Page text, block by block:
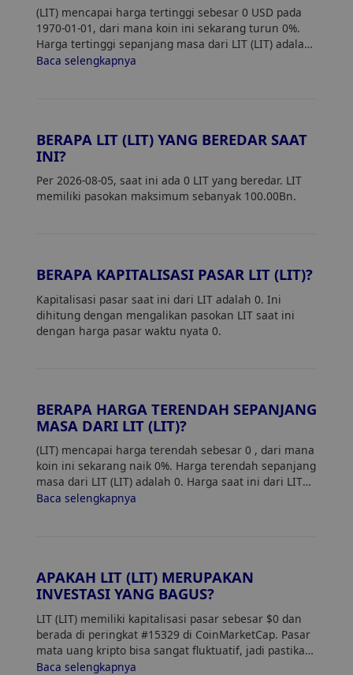
(LIT) mencapai harga tertinggi sebesar 0 USD pada
1970-01-01, dari mana koin ini sekarang turun 0%.
Harga tertinggi sepanjang masa dari LIT (LIT) adalah
0. Harga saat ini dari LIT turun 0% dari harga
Baca selengkapnya
BERAPA LIT (LIT) YANG BEREDAR SAAT
INI?
Per 2026-08-05, saat ini ada 0 LIT yang beredar. LIT
memiliki pasokan maksimum sebanyak 100.00Bn.
BERAPA KAPITALISASI PASAR LIT (LIT)?
Kapitalisasi pasar saat ini dari LIT adalah 0. Ini
dihitung dengan mengalikan pasokan LIT saat ini
dengan harga pasar waktu nyata 0.
BERAPA HARGA TERENDAH SEPANJANG
MASA DARI LIT (LIT)?
(LIT) mencapai harga terendah sebesar 0 , dari mana
koin ini sekarang naik 0%. Harga terendah sepanjang
masa dari LIT (LIT) adalah 0. Harga saat ini dari LIT
naik 0% dari harga terendahnya.
Baca selengkapnya
APAKAH LIT (LIT) MERUPAKAN
INVESTASI YANG BAGUS?
LIT (LIT) memiliki kapitalisasi pasar sebesar $0 dan
berada di peringkat #15329 di CoinMarketCap. Pasar
mata uang kripto bisa sangat fluktuatif, jadi pastikan
untuk melakukan riset sendiri (DYOR) dan menilai
Baca selengkapnya